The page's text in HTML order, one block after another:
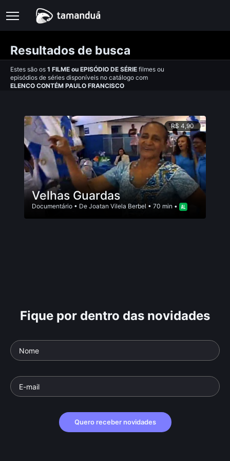
Resultados de busca
Estes são os 1 FILME ou EPISÓDIO DE SÉRIE filmes ou
episódios de séries disponíveis no catálogo com
ELENCO CONTÉM PAULO FRANCISCO
R$ 4,90
Velhas Guardas
Documentário • De Joatan Vilela Berbel • 70 min •
Fique por dentro das novidades
Quero receber novidades